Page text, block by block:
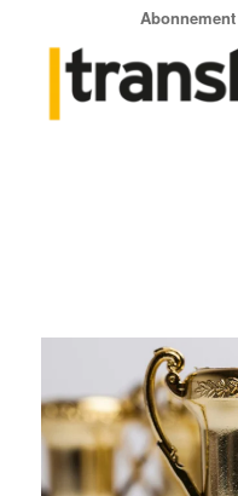
Abonnement